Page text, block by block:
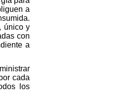
a
único y
con
a
cada
los